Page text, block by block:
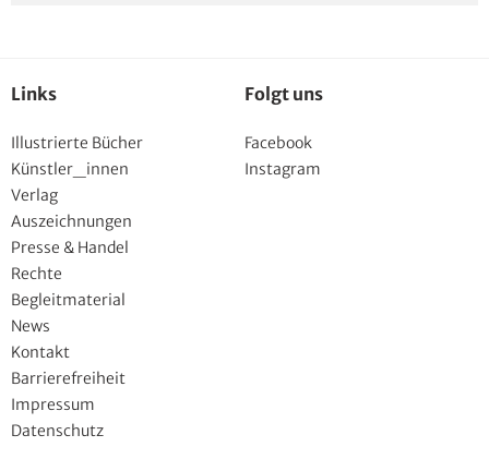
Links
Illustrierte Bücher
Künstler_innen
Verlag
Auszeichnungen
Presse & Handel
Rechte
Begleitmaterial
News
Kontakt
Barrierefreiheit
Impressum
Datenschutz
Folgt uns
Facebook
Instagram